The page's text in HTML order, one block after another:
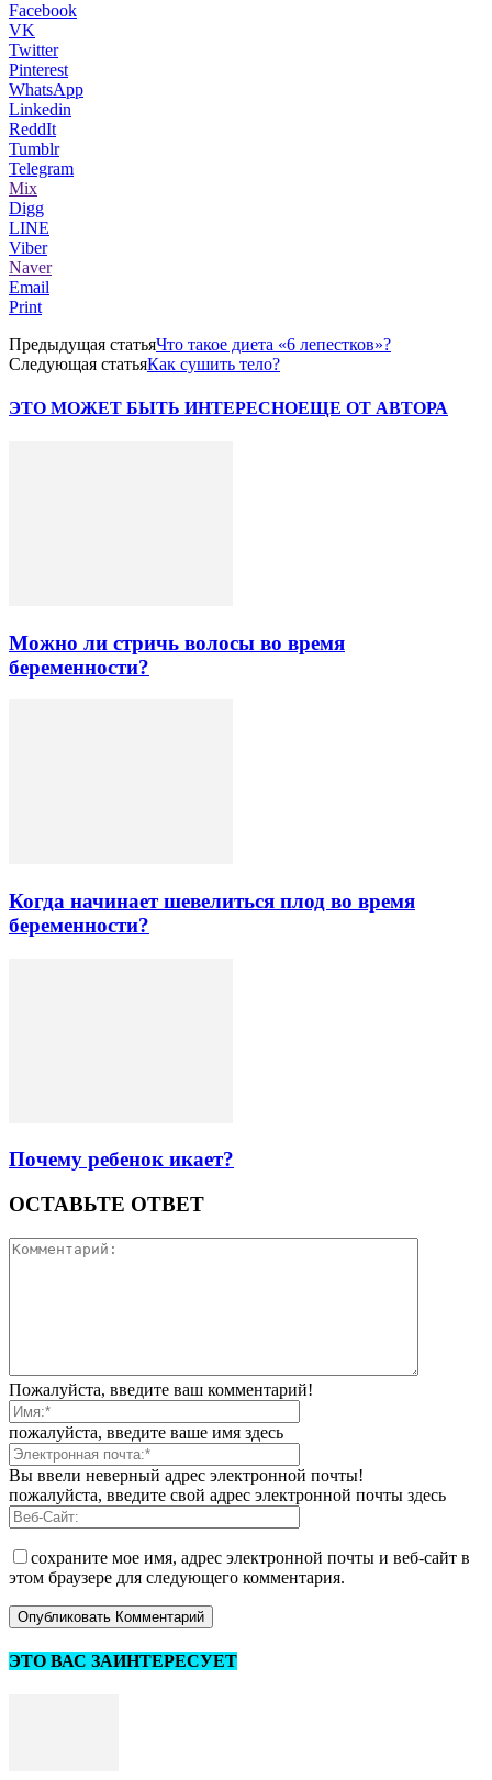
Facebook
VK
Twitter
Pinterest
WhatsApp
Linkedin
ReddIt
Tumblr
Telegram
Mix
Digg
LINE
Viber
Naver
Email
Print
Предыдущая статьяЧто такое диета «6 лепестков»?
Следующая статьяКак сушить тело?
ЭТО МОЖЕТ БЫТЬ ИНТЕРЕСНОЕЩЕ ОТ АВТОРА
Можно ли стричь волосы во время
беременности?
Когда начинает шевелиться плод во время
беременности?
Почему ребенок икает?
ОСТАВЬТЕ ОТВЕТ
Пожалуйста, введите ваш комментарий!
пожалуйста, введите ваше имя здесь
Вы ввели неверный адрес электронной почты!
пожалуйста, введите свой адрес электронной почты здесь
сохраните мое имя, адрес электронной почты и веб-сайт в
этом браузере для следующего комментария.
ЭТО ВАС ЗАИНТЕРЕСУЕТ